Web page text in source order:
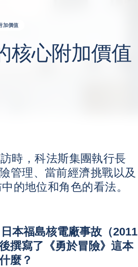
加價值
核心附加價值
時，科法斯集團執行長
管理、當前經濟挑戰以及
的地位和角色的看法。
本福島核電廠事故（2011
撰寫了《勇於冒險》這本
麼？